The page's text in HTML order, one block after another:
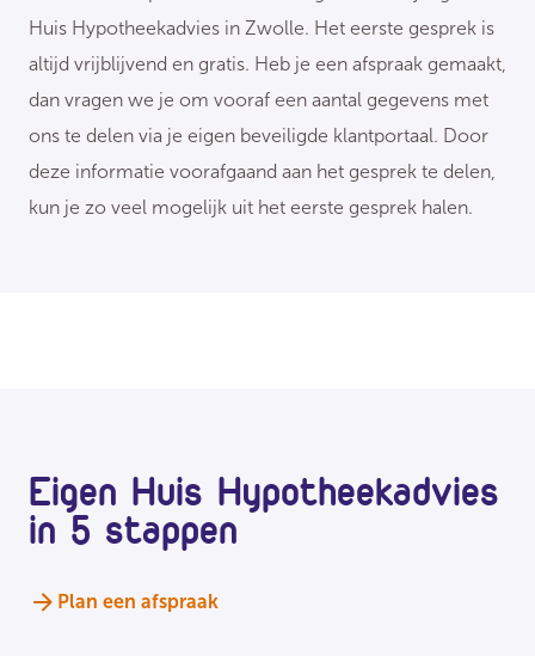
Huis Hypotheekadvies in Zwolle. Het eerste gesprek is
altijd vrijblijvend en gratis. Heb je een afspraak gemaakt,
dan vragen we je om vooraf een aantal gegevens met
ons te delen via je eigen beveiligde klantportaal. Door
deze informatie voorafgaand aan het gesprek te delen,
kun je zo veel mogelijk uit het eerste gesprek halen.
Eigen Huis Hypotheekadvies
in 5 stappen
Plan een afspraak